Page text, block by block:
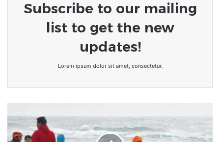
Subscribe to our mailing
list to get the new
updates!
Lorem ipsum dolor sit amet, consectetur.
moins
58
migrants